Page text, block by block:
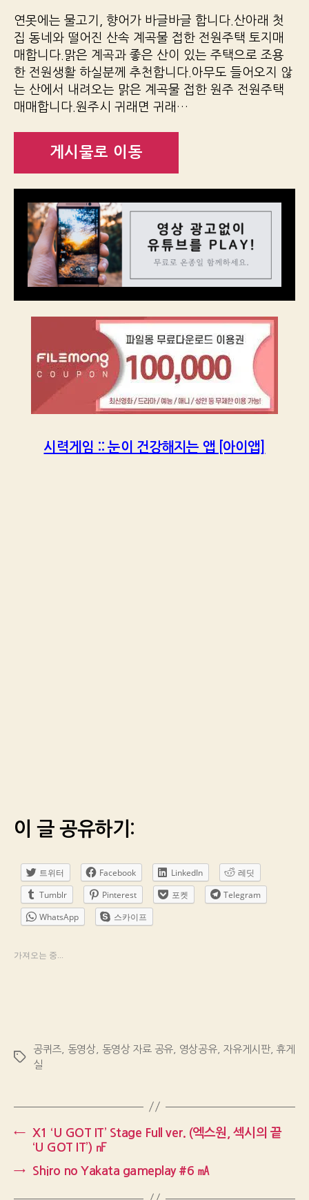
연못에는 물고기, 향어가 바글바글 합니다.산아래 첫
집 동네와 떨어진 산속 계곡물 접한 전원주택 토지매
매합니다.맑은 계곡과 좋은 산이 있는 주택으로 조용
한 전원생활 하실분께 추천합니다.아무도 들어오지 않
는 산에서 내려오는 맑은 계곡물 접한 원주 전원주택
매매합니다.원주시 귀래면 귀래…
게시물로 이동
시력게임 :: 눈이 건강해지는 앱 [아이앱]
이 글 공유하기:
트위터 Facebook LinkedIn
레딧
Tumblr
Pinterest 포켓
Telegram
WhatsApp
스카이프
가져오는 중...
Tags
공퀴즈 동영상 동영상 자료 공유 영상공유, 자유게시판, 휴게
실
← X1 ‘U GOT IT’ Stage Full ver. (엑스원, 섹시의 끝
‘U GOT IT’) ㎋
→
Shiro no Yakata gameplay #6 ㎃